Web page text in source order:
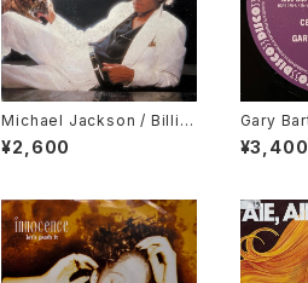
Michael Jackson / Billie
Jean, It's The Falling In
Love
¥2,600
Gary
rtz /
¥3,400